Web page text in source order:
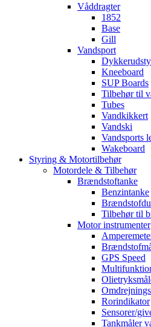
Våddragter
1852
Base
Gill
Vandsport
Kneeboard
SUP Boards
Tilbehør til
Tubes
Vandkikkert
Vandski
Vandsports
Wakeboard
Styring & Motortilbehør
Motordele & Tilbehør
Brændstoftanke
Benzintanke
Tilbehør til
Motor instrumenter
GPS Speed
Rorindikator
Sensorer/
Tankmåler